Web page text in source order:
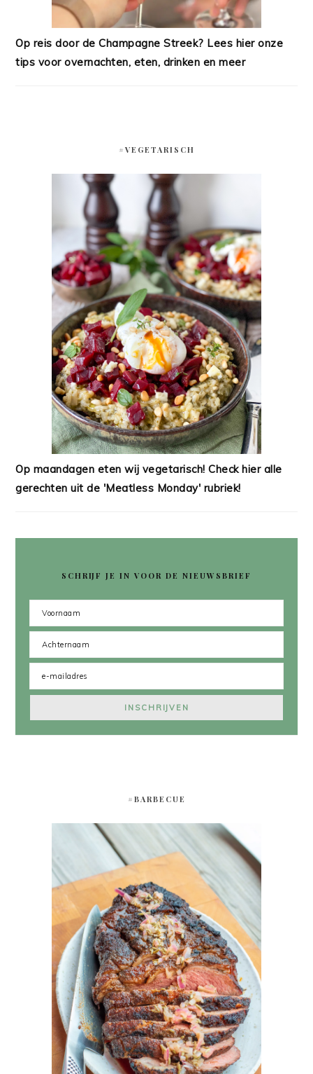
Op reis door de Champagne Streek? Lees hier onze
tips voor overnachten, eten, drinken en meer
#VEGETARISCH
Op maandagen eten wij vegetarisch! Check hier alle
gerechten uit de 'Meatless Monday' rubriek!
SCHRIJF JE IN VOOR DE NIEUWSBRIEF
#BARBECUE